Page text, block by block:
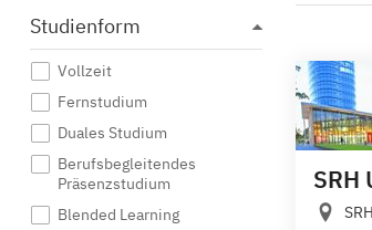
Studienform
Vollzeit
Fernstudium
Duales Studium
Berufsbegleitendes
Präsenzstudium
Blended Learning
SRH